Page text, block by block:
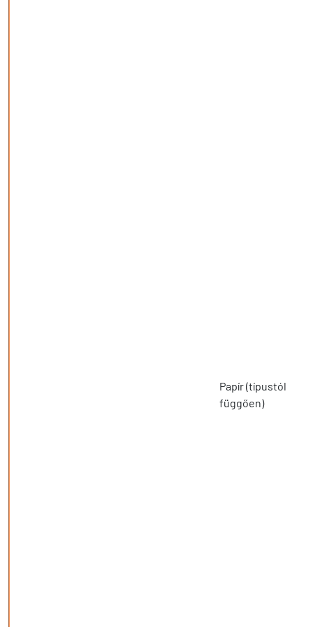
Papír (típustól
függően)